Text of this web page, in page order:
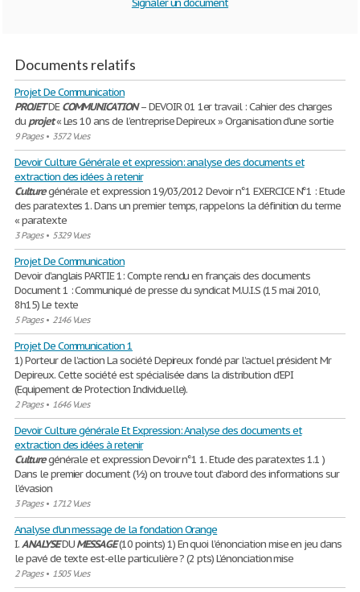
Signaler un document
Documents relatifs
Projet De Communication
PROJETDECOMMUNICATION– DEVOIR 01 1er travail : Cahier des charges
duprojet« Les 10 ans de l’entreprise Depireux » Organisation d’une sortie
9 Pages• 3572 Vues
Devoir Culture Générale et expression: analyse des documents et
extraction des idées à retenir
Culturegénérale et expression 19/03/2012 Devoir n°1 EXERCICE N°1 : Etude
des paratextes 1. Dans un premier temps, rappelons la définition du terme
« paratexte
3 Pages• 5329 Vues
Projet De Communication
Devoir d’anglais PARTIE 1: Compte rendu en français des documents
Document 1 : Communiqué de presse du syndicat M.U.I.S (15 mai 2010,
8h15) Le texte
5 Pages• 2146 Vues
Projet De Communication 1
1) Porteur de l’action La société Depireux fondé par l’actuel président Mr
Depireux. Cette société est spécialisée dans la distribution d’EPI
(Equipement de Protection Individuelle).
2 Pages• 1646 Vues
Devoir Culture générale Et Expression: Analyse des documents et
extraction des idées à retenir
Culturegénérale et expression Devoir n°1 1. Etude des paratextes 1.1 )
Dans le premier document (½) on trouve tout d’abord des informations sur
l’évasion
3 Pages• 1712 Vues
Analyse d'un message de la fondation Orange
I.ANALYSEDUMESSAGE(10 points) 1) En quoi l’énonciation mise en jeu dans
le pavé de texte est-elle particulière ? (2 pts) L’énonciation mise
2 Pages• 1505 Vues